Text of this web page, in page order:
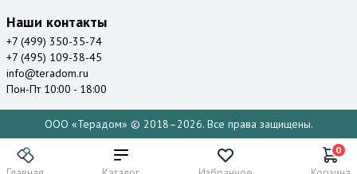
Наши контакты
+7 (499) 350-35-74
+7 (495) 109-38-45
info@teradom.ru
Пон-Пт 10:00 - 18:00
ООО «Терадом» © 2018–2026. Все права защищены.
0